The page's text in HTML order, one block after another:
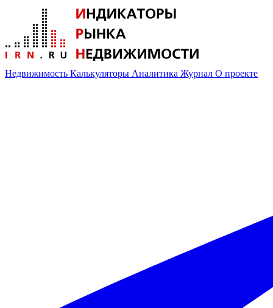
Недвижимость Калькуляторы Аналитика Журнал О проекте